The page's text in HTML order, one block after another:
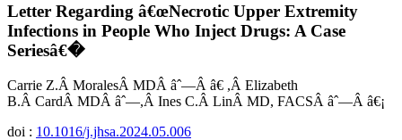
Letter Regarding â€œNecrotic Upper Extremity
Infections in People Who Inject Drugs: A Case
Seriesâ€�
Carrie Z.Â MoralesÂ MDÂ âˆ—Â â€ ,Â Elizabeth
B.Â CardÂ MDÂ âˆ—,Â Ines C.Â LinÂ MD, FACSÂ âˆ—Â â€¡
doi : 10.1016/j.jhsa.2024.05.006